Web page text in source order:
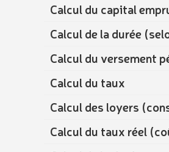
Calcul du capital
Calcul de la durée
Calcul du versement
Calcul du taux
Calcul des loyers
Calcul du taux réel